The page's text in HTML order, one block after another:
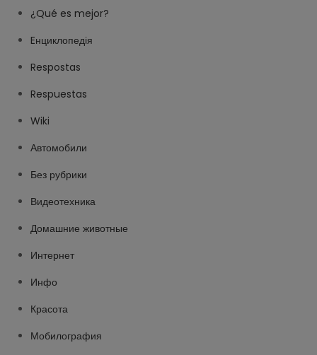
¿Qué es mejor?
Eнциклопедія
Respostas
Respuestas
Wiki
Автомобили
Без рубрики
Видеотехника
Домашние животные
Интернет
Инфо
Красота
Мобилография